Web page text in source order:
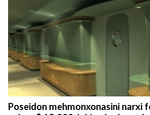
Poseidon mehmonxonasini narxi